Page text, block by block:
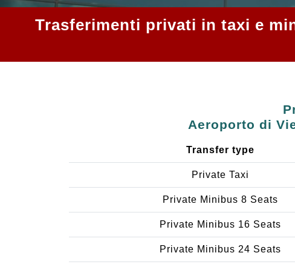
Trasferimenti privati in taxi e
Aeroporto di
Transfer type
Private Taxi
Private Minibus 8 Seats
Private Minibus 16 Seats
Private Minibus 24 Seats